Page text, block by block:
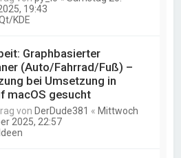
19:43
KDE
Graphbasierter
(Auto/Fahrrad/Fuß) –
bei Umsetzung in
macOS gesucht
von DerDude381 « Mittwoch
2025, 22:57
Ideen